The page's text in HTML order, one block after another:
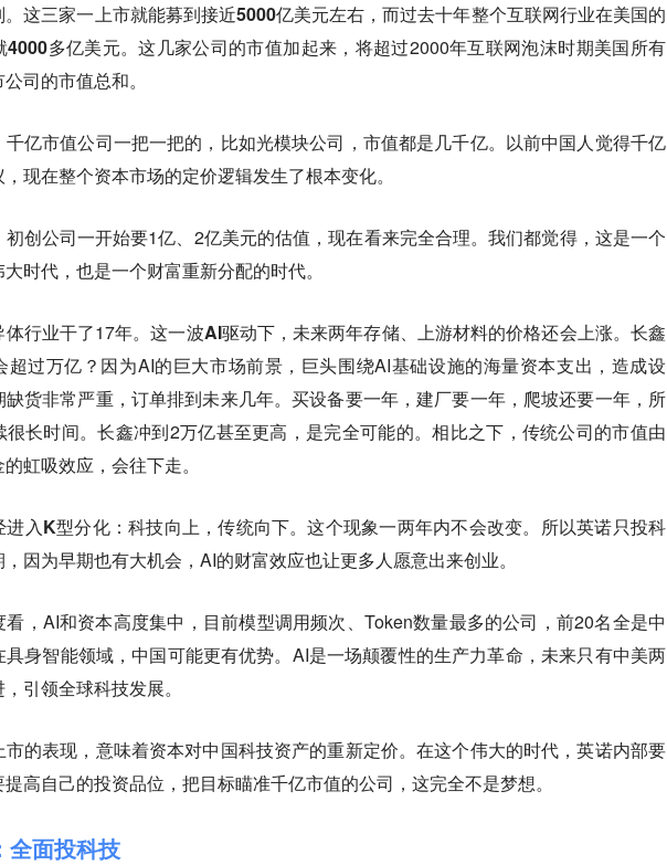
。这三家一上市就能募到接近5000亿美元左右，而过去十年整个互联网行业在美国的
4000多亿美元。这几家公司的市值加起来，将超过2000年互联网泡沫时期美国所有
司的市值总和。
亿市值公司一把一把的，比如光模块公司，市值都是几千亿。以前中国人觉得千亿
现在整个资本市场的定价逻辑发生了根本变化。
创公司一开始要1亿、2亿美元的估值，现在看来完全合理。我们都觉得，这是一个
时代，也是一个财富重新分配的时代。
行业干了17年。这一波AI驱动下，未来两年存储、上游材料的价格还会上涨。 长鑫
超过万亿？因为AI的巨大市场前景，巨头围绕AI基础设施的海量资本支出，造成设
货非常严重，订单排到未来几年。买设备要一年，建厂要一年，爬坡还要一年，所
很长时间。长鑫冲到2万亿甚至更高，是完全可能的。相比之下，传统公司的市值由
虹吸效应，会往下走。
进入K型分化：科技向上，传统向下。这个现象一两年内不会改变。所以英诺只投科
因为早期也有大机会，AI的财富效应也让更多人愿意出来创业。
看，AI和资本高度集中，目前模型调用频次、Token数量最多的公司，前20名全是中
具身智能领域，中国可能更有优势。AI是一场颠覆性的生产力革命，未来只有中美两
引领全球科技发展。
市的表现，意味着资本对中国科技资产的重新定价。在这个伟大的时代，英诺内部要
高自己的投资品位，把目标瞄准千亿市值的公司 ，这完全不是梦想。
全面投科技